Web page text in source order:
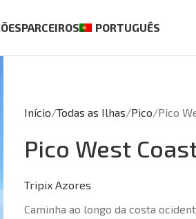
PARCEIROS PORTUGUÊS
Início Todas as Ilhas Pico Pico
Pico West
Tripix Azores
Caminha ao longo da costa